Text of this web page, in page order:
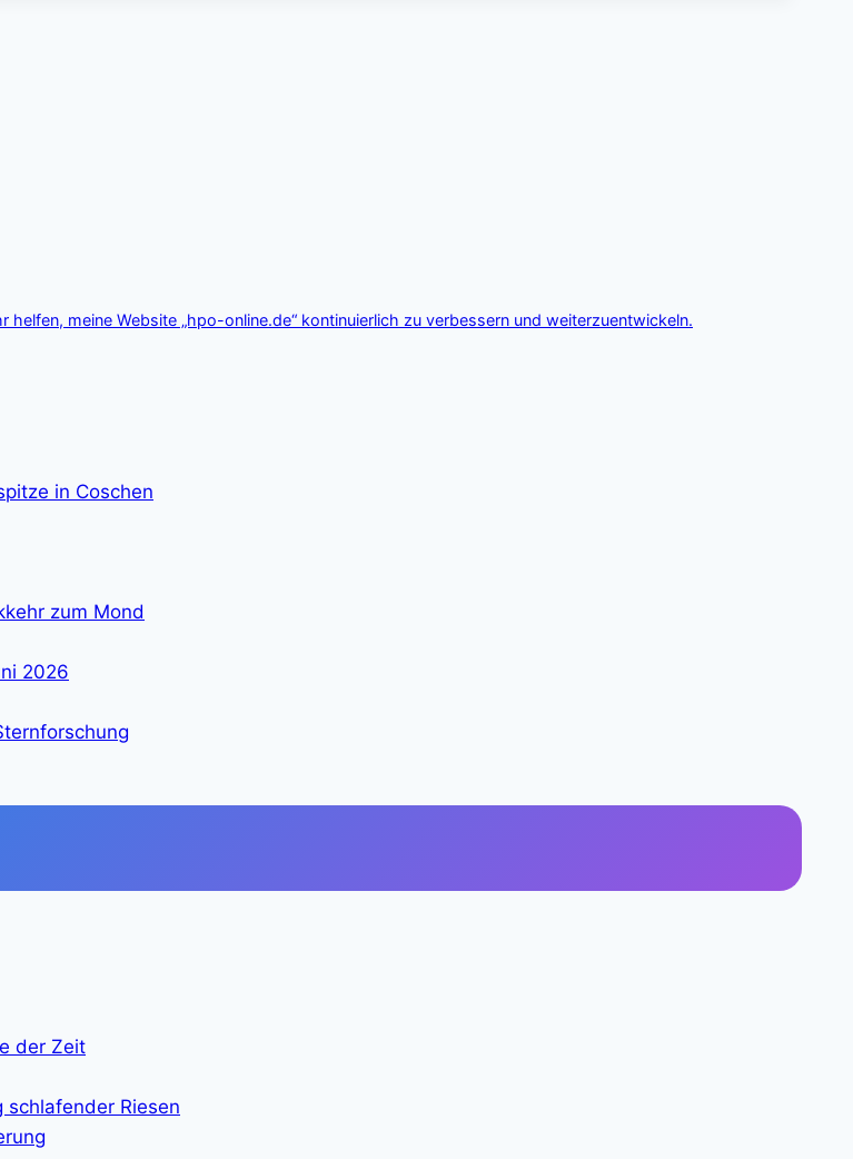
meine Website „hpo-online.de“ kontinuierlich zu verbessern und weiterzuentwickeln.
in Coschen
zum Mond
2026
der Zeit
Riesen